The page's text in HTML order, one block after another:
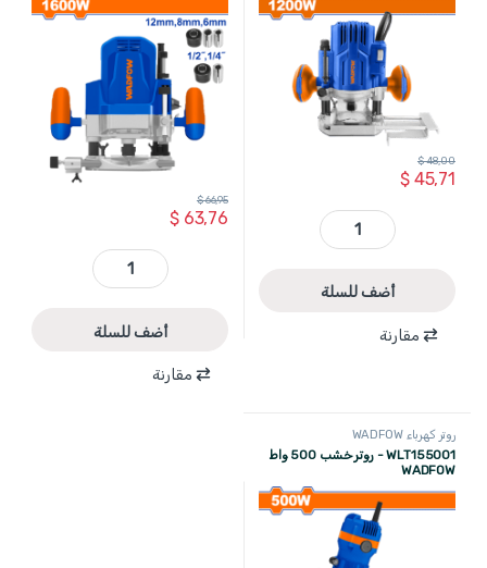
$45,71
$48,00
WER1512001 - روتر خشب 1200 واط قياس 6-8 مم WADFOW quantity
أضف للسلة
مقارنة
$63,76
$66,95
WER1516001 - روتر خشب 1600 واط قياس 6-8-12 مم WADFOW quantity
أضف للسلة
مقارنة
روتر كهرباء WADFOW
WLT155001 - روتر خشب 500 واط
WADFOW